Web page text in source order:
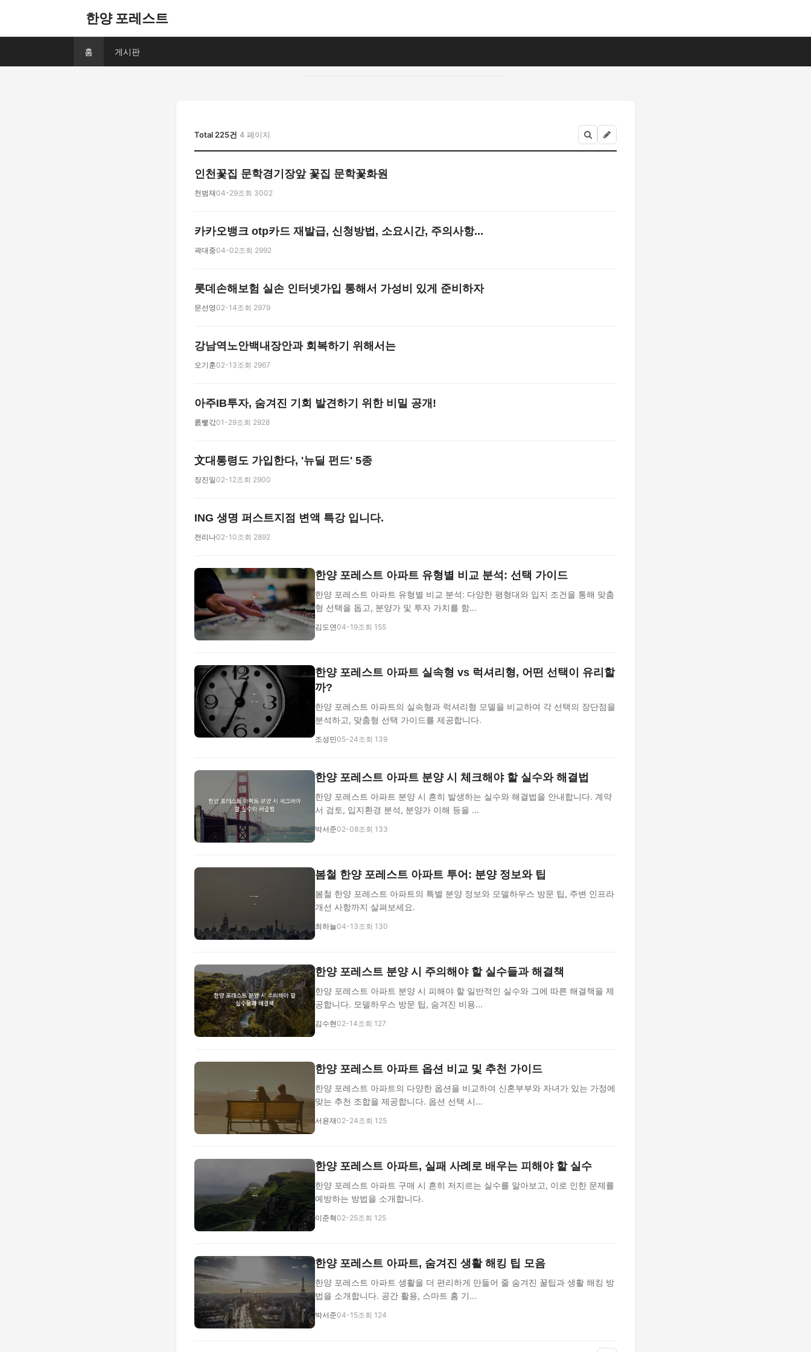
한양 포레스트
홈 게시판
Total 225건 4 페이지
인천꽃집 문학경기장앞 꽃집 문학꽃화원
천범재04-29조회 3002
카카오뱅크 otp카드 재발급, 신청방법, 소요시간, 주의사항...
곽대중04-02조회 2992
롯데손해보험 실손 인터넷가입 통해서 가성비 있게 준비하자
문선영02-14조회 2979
강남역노안백내장안과 회복하기 위해서는
오기훈02-13조회 2967
아주IB투자, 숨겨진 기회 발견하기 위한 비밀 공개!
롨뺗갃01-29조회 2928
文대통령도 가입한다, '뉴딜 펀드' 5종
장진일02-12조회 2900
ING 생명 퍼스트지점 변액 특강 입니다.
전리나02-10조회 2892
한양 포레스트 아파트 유형별 비교 분석: 선택 가이드
한양 포레스트 아파트 유형별 비교 분석: 다양한 평형대와 입지 조건을 통해 맞춤
형 선택을 돕고, 분양가 및 투자 가치를 함...
김도연04-19조회 155
한양 포레스트 아파트 실속형 vs 럭셔리형, 어떤 선택이 유리할
까?
한양 포레스트 아파트의 실속형과 럭셔리형 모델을 비교하여 각 선택의 장단점을
분석하고, 맞춤형 선택 가이드를 제공합니다.
조성민05-24조회 139
한양 포레스트 아파트 분양 시 체크해야 할 실수와 해결법
한양 포레스트 아파트 분양 시 흔히 발생하는 실수와 해결법을 안내합니다. 계약
서 검토, 입지환경 분석, 분양가 이해 등을 ...
박서준02-08조회 133
봄철 한양 포레스트 아파트 투어: 분양 정보와 팁
봄철 한양 포레스트 아파트의 특별 분양 정보와 모델하우스 방문 팁, 주변 인프라
개선 사항까지 살펴보세요.
최하늘04-13조회 130
한양 포레스트 분양 시 주의해야 할 실수들과 해결책
한양 포레스트 아파트 분양 시 피해야 할 일반적인 실수와 그에 따른 해결책을 제
공합니다. 모델하우스 방문 팁, 숨겨진 비용...
김수현02-14조회 127
한양 포레스트 아파트 옵션 비교 및 추천 가이드
한양 포레스트 아파트의 다양한 옵션을 비교하여 신혼부부와 자녀가 있는 가정에
맞는 추천 조합을 제공합니다. 옵션 선택 시...
서윤재02-24조회 125
한양 포레스트 아파트, 실패 사례로 배우는 피해야 할 실수
한양 포레스트 아파트 구매 시 흔히 저지르는 실수를 알아보고, 이로 인한 문제를
예방하는 방법을 소개합니다.
이준혁02-25조회 125
한양 포레스트 아파트, 숨겨진 생활 해킹 팁 모음
한양 포레스트 아파트 생활을 더 편리하게 만들어 줄 숨겨진 꿀팁과 생활 해킹 방
법을 소개합니다. 공간 활용, 스마트 홈 기...
박서준04-15조회 124